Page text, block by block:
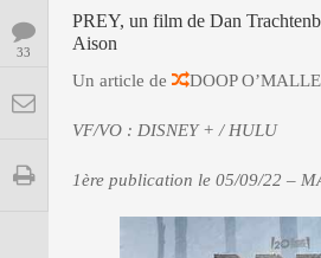
ENCYCLOPEGEEK
CINE-SERIES-ANIME
MUSIQUE
33
PREY, un film de Dan
Aison
Un article de DOOP
VF/VO : DISNEY + / HULU
1ère publication le 05/09/22 –
Marvel Mattie boy Musique
Panini
Présence
Special Guest Spidey Superman Teamup